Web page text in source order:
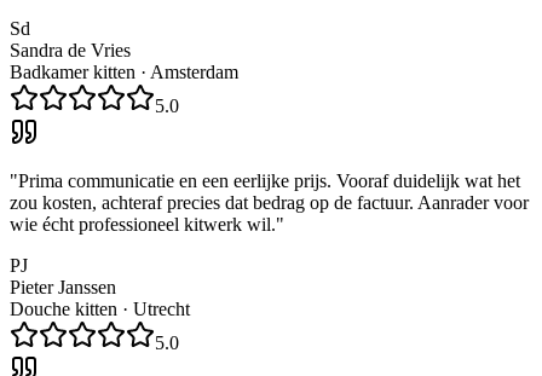
Sd
Sandra de Vries
Badkamer kitten · Amsterdam
5.0
"Prima communicatie en een eerlijke prijs. Vooraf duidelijk wat het
zou kosten, achteraf precies dat bedrag op de factuur. Aanrader voor
wie écht professioneel kitwerk wil."
PJ
Pieter Janssen
Douche kitten · Utrecht
5.0